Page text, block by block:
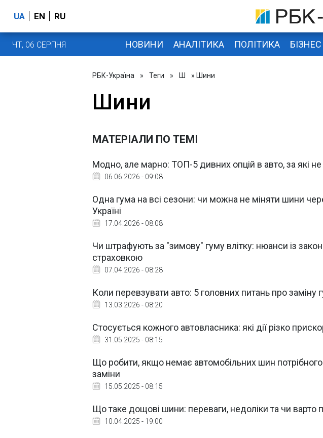
UA EN RU
ЧТ, 06 СЕРПНЯ НОВИНИ АНАЛІТИКА ПОЛІТИКА БІЗНЕС
РБК-Україна » Теги » Ш » Шини
Шини
МАТЕРІАЛИ ПО ТЕМІ
Модно, але марно: ТОП-5 дивних опцій в авто, за які
06.06.2026 - 09:08
Одна гума на всі сезони: чи можна не міняти шини
Україні
17.04.2026 - 08:08
Чи штрафують за "зимову" гуму влітку: нюанси із
страховкою
07.04.2026 - 08:28
Коли перевзувати авто: 5 головних питань про заміну
13.03.2026 - 08:20
Стосується кожного автовласника: які дії різко
31.05.2025 - 08:15
Що робити, якщо немає автомобільних шин потрібного
заміни
15.05.2025 - 08:15
Що таке дощові шини: переваги, недоліки та чи варто
10.04.2025 - 19:00